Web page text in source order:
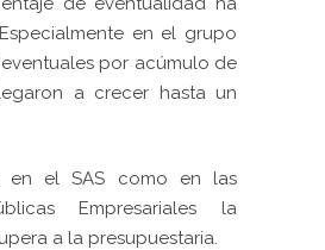
en el grupo
por acúmulo de
a crecer hasta un
en el SAS como en las
Empresariales la
a la presupuestaria.